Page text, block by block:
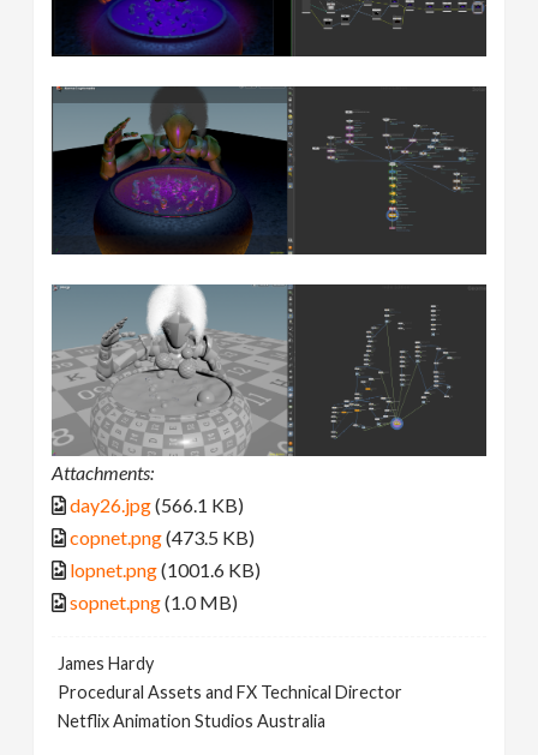
Attachments:
day26.jpg(566.1 KB)
copnet.png(473.5 KB)
lopnet.png(1001.6 KB)
sopnet.png(1.0 MB)
James Hardy
Procedural Assets and FX Technical Director
Netflix Animation Studios Australia